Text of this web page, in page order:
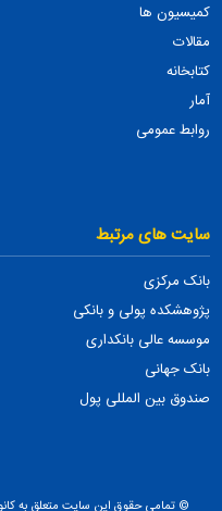
کمیسیون ها
مقالات
کتابخانه
آمار
روابط عمومی
سایت های مرتبط
بانک مرکزی
پژوهشکده پولی و بانکی
موسسه عالی بانکداری
بانک جهانی
صندوق بین المللی پول
© تمامی حقوق این سایت متعلق به